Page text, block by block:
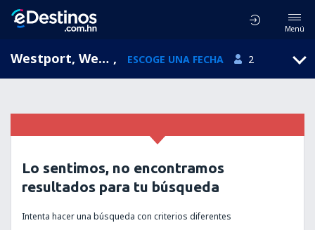
Menú
Westport, West Coast, Nueva Zelanda , ESCOGE UNA FECHA 2
Lo sentimos, no encontramos
resultados para tu búsqueda
Intenta hacer una búsqueda con criterios diferentes